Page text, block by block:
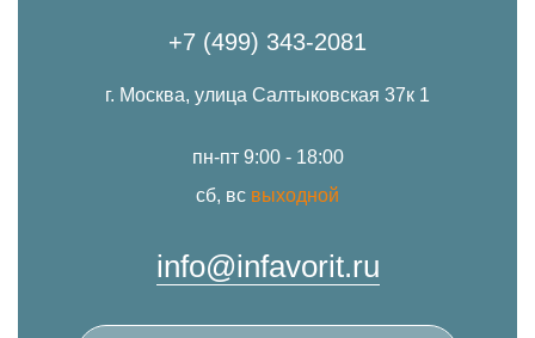
+7 (499) 343-2081
г. Москва, улица Салтыковская 37к 1
пн-пт 9:00 - 18:00
сб, вс выходной
info@infavorit.ru